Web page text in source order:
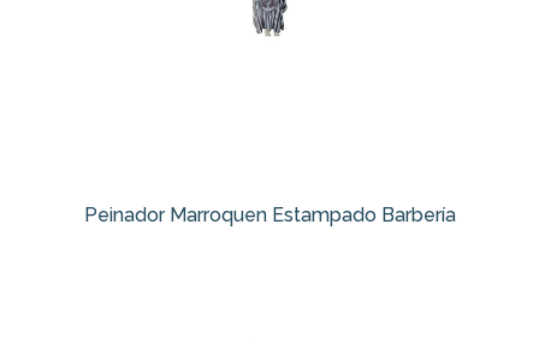
Peinador Marroquen Estampado Barbería